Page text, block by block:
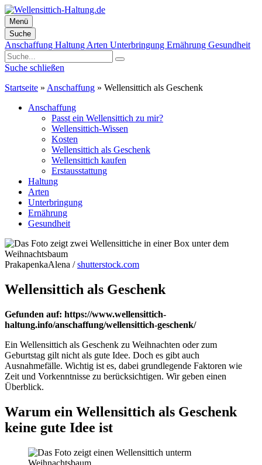
Menü
Suche
Zum
Inhalt
springen
Anschaffung Haltung Arten Unterbringung Ernährung Gesundheit
Suche schließen
Startseite » Anschaffung » Wellensittich als Geschenk
Anschaffung
Passt ein Wellensittich zu mir?
Wellensittich-Wissen
Kosten
Wellensittich als Geschenk
Wellensittich kaufen
Erstausstattung
Haltung
Arten
Unterbringung
Ernährung
Gesundheit
PrakapenkaAlena /shutterstock.com
Wellensittich als Geschenk
Gefunden auf: https://www.wellensittich-
haltung.info/anschaffung/wellensittich-geschenk/
Ein Wellensittich als Geschenk zu Weihnachten oder zum
Geburtstag gilt nicht als gute Idee. Doch es gibt auch
Ausnahmefälle. Wichtig ist es, dabei grundlegende Faktoren wie
Zeit und Vorkenntnisse zu berücksichtigen. Wir geben einen
Überblick.
Warum ein Wellensittich als Geschenk
keine gute Idee ist